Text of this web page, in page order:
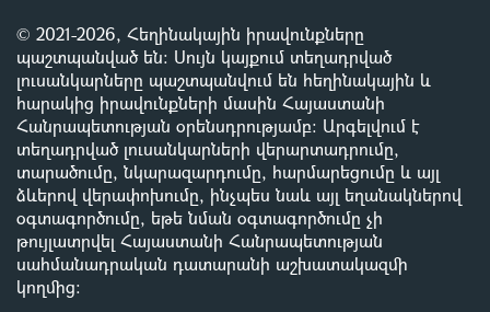
© 2021-2026, Հեղինակային իրավունքները
պաշտպանված են: Սույն կայքում տեղադրված
լուսանկարները պաշտպանվում են հեղինակային և
հարակից իրավունքների մասին Հայաստանի
Հանրապետության օրենսդրությամբ: Արգելվում է
տեղադրված լուսանկարների վերարտադրումը,
տարածումը, նկարազարդումը, հարմարեցումը և այլ
ձևերով վերափոխումը, ինչպես նաև այլ եղանակներով
օգտագործումը, եթե նման օգտագործումը չի
թույլատրվել Հայաստանի Հանրապետության
սահմանադրական դատարանի աշխատակազմի
կողմից: